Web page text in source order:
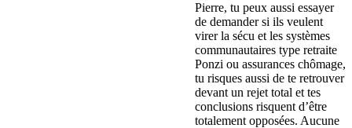
Pierre, tu peux aussi essayer
de demander si ils veulent
virer la sécu et les systèmes
communautaires type retraite
Ponzi ou assurances chômage,
tu risques aussi de te retrouver
devant un rejet total et tes
conclusions risquent d’être
totalement opposées. Aucune